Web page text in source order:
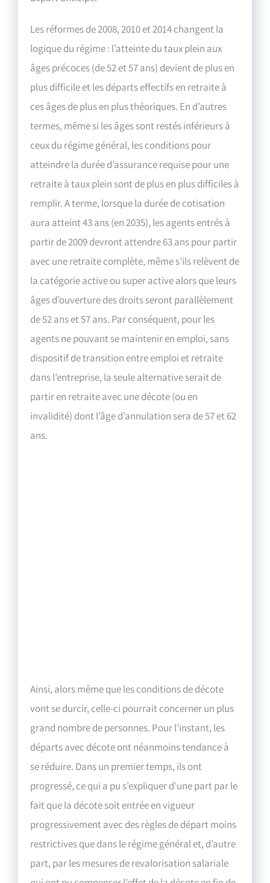
Les réformes de 2008, 2010 et 2014 changent la
logique du régime : l’atteinte du taux plein aux
âges précoces (de 52 et 57 ans) devient de plus en
plus difficile et les départs effectifs en retraite à
ces âges de plus en plus théoriques. En d’autres
termes, même si les âges sont restés inférieurs à
ceux du régime général, les conditions pour
atteindre la durée d’assurance requise pour une
retraite à taux plein sont de plus en plus difficiles à
remplir. A terme, lorsque la durée de cotisation
aura atteint 43 ans (en 2035), les agents entrés à
partir de 2009 devront attendre 63 ans pour partir
avec une retraite complète, même s’ils relèvent de
la catégorie active ou super active alors que leurs
âges d’ouverture des droits seront parallèlement
de 52 ans et 57 ans. Par conséquent, pour les
agents ne pouvant se maintenir en emploi, sans
dispositif de transition entre emploi et retraite
dans l’entreprise, la seule alternative serait de
partir en retraite avec une décote (ou en
invalidité) dont l’âge d’annulation sera de 57 et 62
ans.
Ainsi, alors même que les conditions de décote
vont se durcir, celle-ci pourrait concerner un plus
grand nombre de personnes. Pour l’instant, les
départs avec décote ont néanmoins tendance à
se réduire. Dans un premier temps, ils ont
progressé, ce qui a pu s’expliquer d’une part par le
fait que la décote soit entrée en vigueur
progressivement avec des règles de départ moins
restrictives que dans le régime général et, d’autre
part, par les mesures de revalorisation salariale